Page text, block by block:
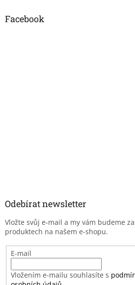
Facebook
Odebírat newsletter
Vložte svůj e-mail a my vám budeme
produktech na našem e-shopu.
E-mail
Vložením e-mailu souhlasíte s